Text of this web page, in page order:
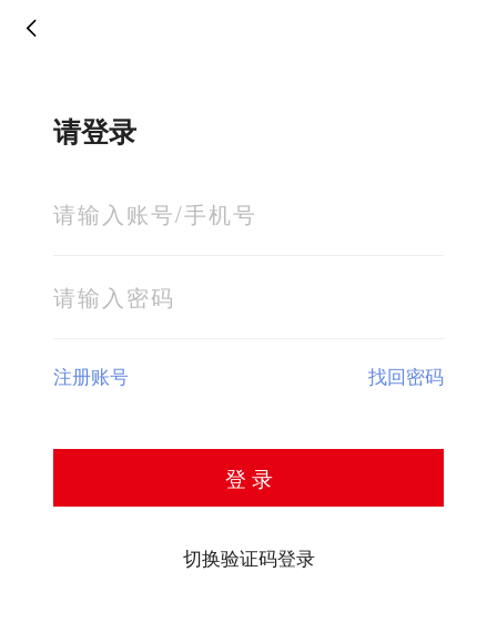
请登录
注册账号 找回密码
登 录
切换验证码登录